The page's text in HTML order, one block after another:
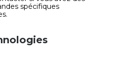
spécifiques